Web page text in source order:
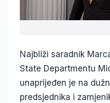
Najbliži saradnik
State Departmentu
unaprijeđen je na
predsjednika i